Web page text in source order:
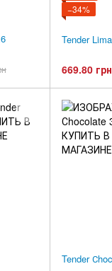
−34%
Tender
669.80 грн
Tender